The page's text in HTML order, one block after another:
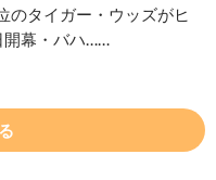
のタイガー・ウッズがヒ
開幕・バハ……